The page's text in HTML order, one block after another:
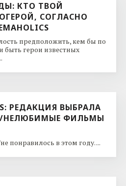
КТО ТВОЙ
СОГЛАСНО
предположить, кем бы по
быть герои известных
РЕДАКЦИЯ ВЫБРАЛА
НЕЛЮБИМЫЕ ФИЛЬМЫ
понравилось в этом году. ...